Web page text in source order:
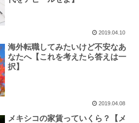
2019.04.10
海外転職してみたいけど不安なあ
なたへ【これを考えたら答えは一
択】
2019.04.08
メキシコの家賃っていくら？【メ